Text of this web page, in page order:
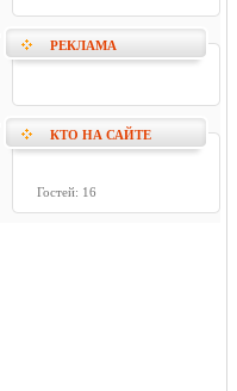
РЕКЛАМА
КТО НА САЙТЕ
Гостей: 16